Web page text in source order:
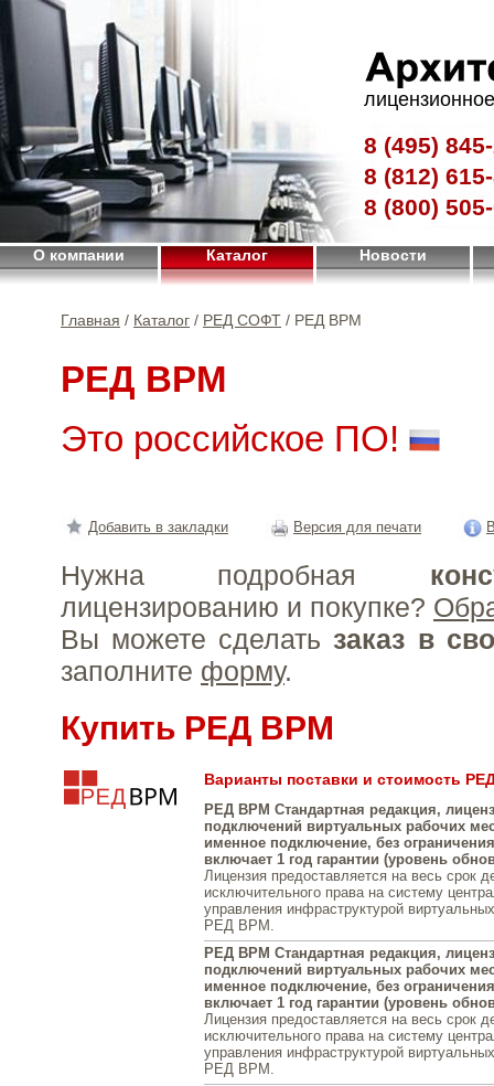
8 (495)
8 (812)
8 (800)
О компании Каталог Новости
Главная / Каталог / РЕД СОФТ / РЕД ВРМ
РЕД ВРМ
Это российское ПО!
Добавить в закладки Версия для печати
Нужна подробная
лицензированию и покупке?
Вы можете сделать заказ в
заполните форму.
Купить РЕД ВРМ
Варианты поставки и стоимость
РЕД ВРМ Стандартная редакция,
подключений виртуальных рабочих
именное подключение, без
включает 1 год гарантии (уровень
Лицензия предоставляется на весь срок
исключительного права на систему
управления инфраструктурой
РЕД ВРМ.
РЕД ВРМ Стандартная редакция,
подключений виртуальных рабочих
именное подключение, без
включает 1 год гарантии (уровень
Лицензия предоставляется на весь срок
исключительного права на систему
управления инфраструктурой
РЕД ВРМ.